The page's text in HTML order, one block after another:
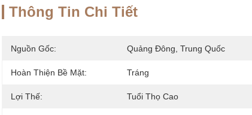
Thông Tin Chi Tiết
Nguồn Gốc: Quảng Đông, Trung Quốc
Hoàn Thiện Bề Mặt: Tráng
Lợi Thế: Tuổi Thọ Cao